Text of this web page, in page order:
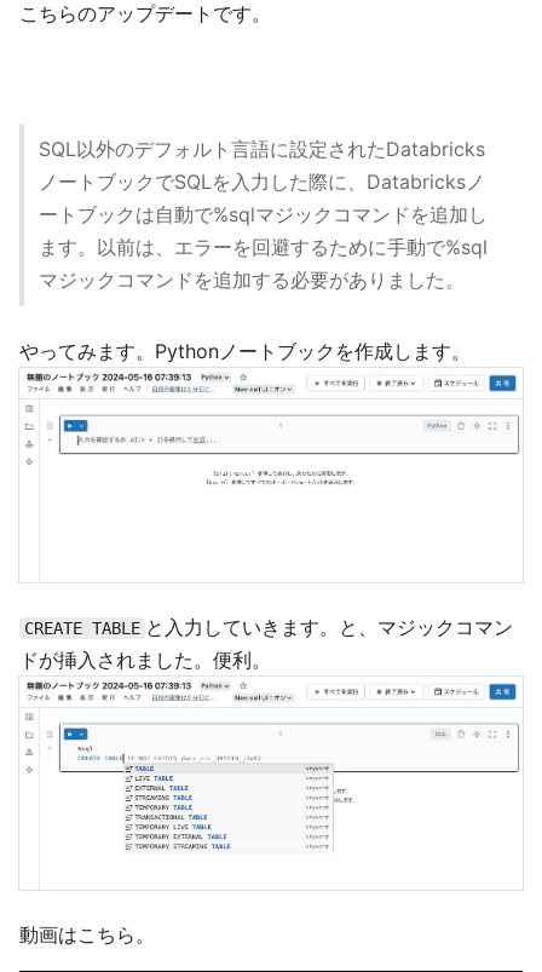
こちらのアップデートです。
SQL以外のデフォルト言語に設定されたDatabricks
ノートブックでSQLを入力した際に、Databricksノ
ートブックは自動で%sqlマジックコマンドを追加し
ます。以前は、エラーを回避するために手動で%sql
マジックコマンドを追加する必要がありました。
やってみます。Pythonノートブックを作成します。
CREATE TABLE と入力していきます。と、マジックコマン
ドが挿入されました。便利。
動画はこちら。